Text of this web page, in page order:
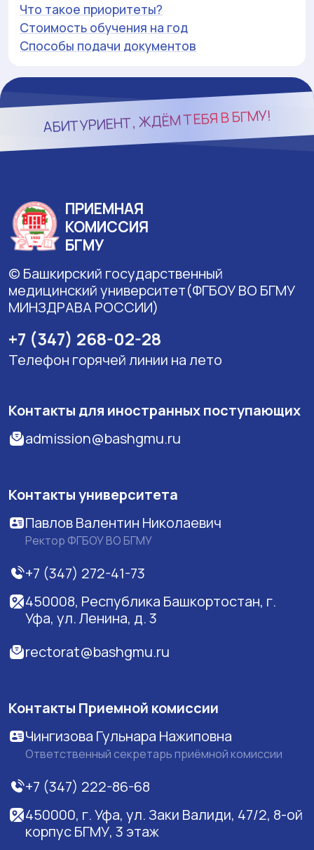
Что такое приоритеты?
Стоимость обучения на год
Способы подачи документов
АБИТУРИЕНТ, ЖДЁМ ТЕБЯ ВБГМУ!
ПРИЕМНАЯ
КОМИССИЯ
БГМУ
© Башкирский государственный
медицинский университет(ФГБОУ ВО БГМУ
МИНЗДРАВА РОССИИ)
+7 (347) 268-02-28
Телефон горячей линии на лето
Контакты для иностранных поступающих
admission@bashgmu.ru
Контакты университета
Павлов Валентин Николаевич
Ректор ФГБОУ ВО БГМУ
+7 (347) 272-41-73
450008, Республика Башкортостан, г.
Уфа, ул. Ленина, д. 3
rectorat@bashgmu.ru
Контакты Приемной комиссии
Чингизова Гульнара Нажиповна
Ответственный секретарь приёмной комиссии
+7 (347) 222-86-68
450000, г. Уфа, ул. Заки Валиди, 47/2, 8-ой
корпус БГМУ, 3 этаж